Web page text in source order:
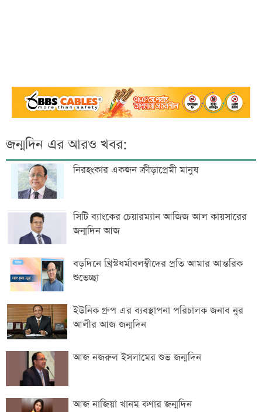
জন্মদিন এর আরও খবর:
নিরহংকার একজন ক্রীড়াপ্রেমী মানুষ
সিটি ব্যাংকের চেয়ারম্যান আজিজ আল কায়সারের
জন্মদিন আজ
বড়দিনে খ্রিস্টধর্মাবলম্বীদের প্রতি আমার আন্তরিক
শুভেচ্ছা
ইউনিক গ্রুপ এর ব্যবস্থাপনা পরিচালক জনাব নুর
আলীর আজ জন্মদিন
আজ নজরুল ইসলামের শুভ জন্মদিন
আজ নাজিয়া খানম কণার জন্মদিন